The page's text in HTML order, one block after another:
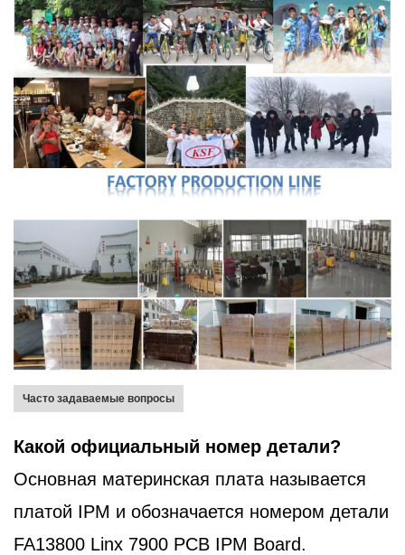
Часто задаваемые вопросы
Какой официальный номер детали?
Основная материнская плата называется
платой IPM и обозначается номером детали
FA13800 Linx 7900 PCB IPM Board.